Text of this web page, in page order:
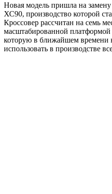
Новая модель пришла на
ХС90, производство которой
Кроссовер рассчитан на семь
масштабированной платформой
которую в ближайшем времени
использовать в производстве